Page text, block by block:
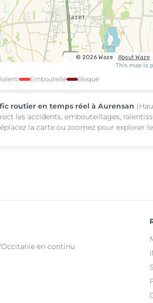
Embouteillé Bloqué
routier en temps réel à Aurensan
les accidents, embouteillages,
la carte ou zoomez pour explorer
en continu